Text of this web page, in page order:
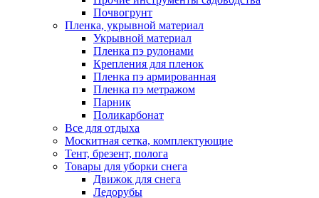
Почвогрунт
Пленка, укрывной материал
Укрывной материал
Пленка пэ рулонами
Крепления для пленок
Пленка пэ армированная
Пленка пэ метражом
Парник
Поликарбонат
Все для отдыха
Москитная сетка, комплектующие
Тент, брезент, полога
Товары для уборки снега
Движок для снега
Ледорубы